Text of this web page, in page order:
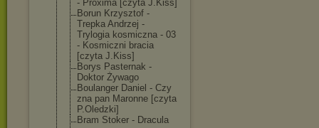
- Proxima [czyta J.Kiss]
Borun Krzysztof -
Trepka Andrzej -
Trylogia kosmiczna - 03
- Kosmiczni bracia
[czyta J.Kiss]
Borys Pasternak -
Doktor Żywago
Boulanger Daniel - Czy
zna pan Maronne [czyta
P.Oledzki]
Bram Stoker - Dracula